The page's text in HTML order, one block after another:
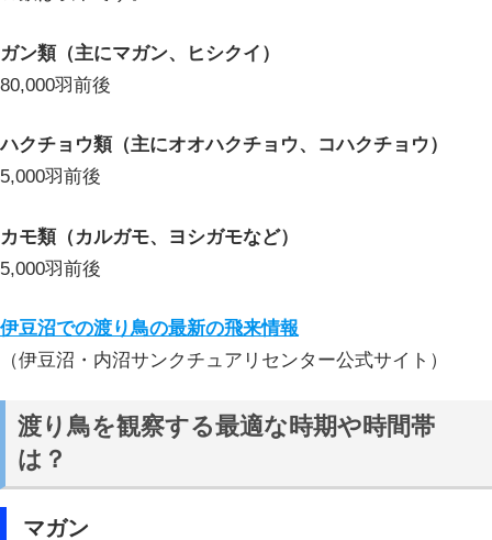
ガン類（主にマガン、ヒシクイ）
80,000羽前後
ハクチョウ類（主にオオハクチョウ、コハクチョウ）
5,000羽前後
カモ類（カルガモ、ヨシガモなど）
5,000羽前後
伊豆沼での渡り鳥の最新の飛来情報
（伊豆沼・内沼サンクチュアリセンター公式サイト）
渡り鳥を観察する最適な時期や時間帯
は？
マガン